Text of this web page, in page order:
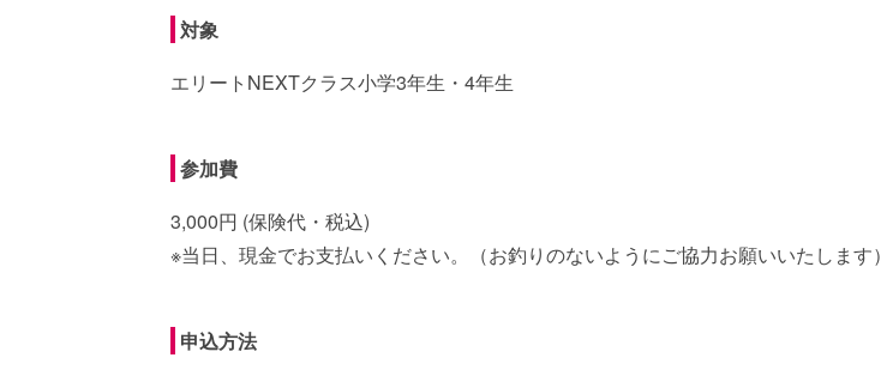
対象
エリートNEXTクラス小学3年生・4年生
参加費
3,000円 (保険代・税込)
※当日、現金でお支払いください。（お釣りのないようにご協力お願いいたします）
申込方法